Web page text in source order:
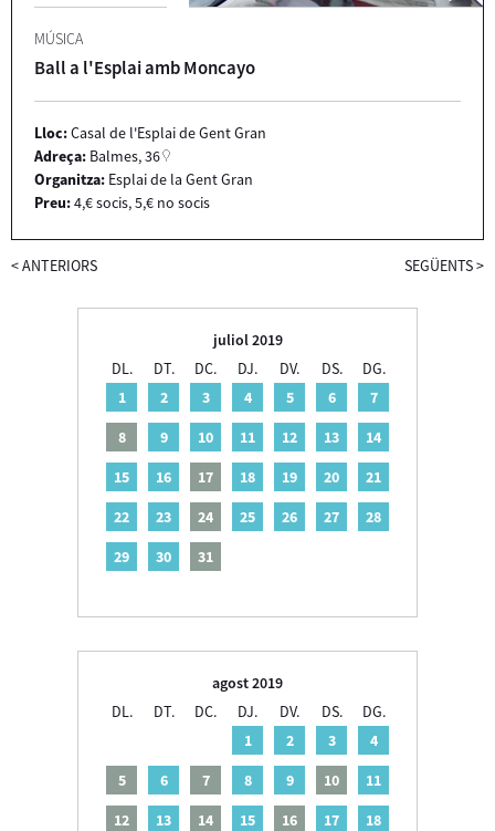
MÚSICA
Ball a l'Esplai amb Moncayo
Lloc:Casal de l'Esplai de Gent Gran
Adreça: Balmes, 36
Organitza: Esplai de la Gent Gran
Preu:4,€ socis, 5,€ no socis
<ANTERIORS SEGÜENTS>
juliol 2019
DL.
DT. DC. DJ. DV. DS.
DG.
1
2 3 4 5 6
7
8
9 10 11 12 13
14
15
16 17 18 19 20
21
22
23 24 25 26 27
28
29
30 31
agost 2019
DL.
DT. DC. DJ. DV. DS.
DG.
1
2 3
4
5
6 7 8 9 10
11
12
13 14 15 16 17
18